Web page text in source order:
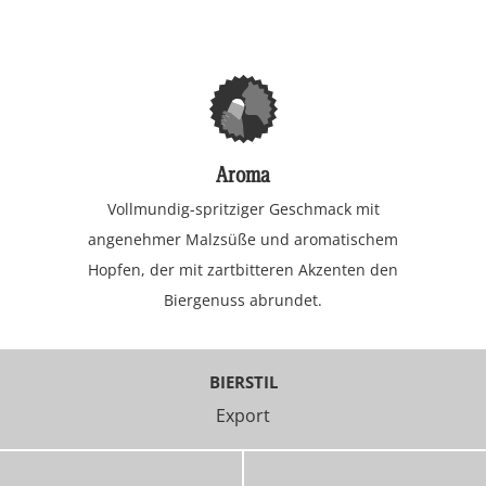
Aroma
Vollmundig-spritziger Geschmack mit
angenehmer Malzsüße und aromatischem
Hopfen, der mit zartbitteren Akzenten den
Biergenuss abrundet.
BIERSTIL
Export